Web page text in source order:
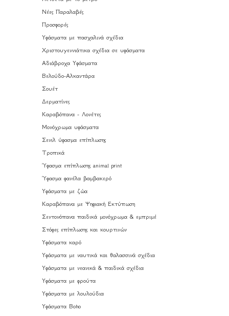
Νέες Παραλαβές
Προσφορές
Υφάσματα με πασχαλινά σχέδια
Χριστουγεννιάτικα σχέδια σε υφάσματα
Αδιάβροχα Υφάσματα
Βελούδο-Αλκαντάρα
Σουέτ
Δερματίνες
Καραβόπανα - Λονέτες
Μονόχρωμα υφάσματα
Σενιλ ύφασμα επίπλωσης
Τροπικά
Ύφασμα επίπλωσης animal print
Ύφασμα φανέλα βαμβακερό
Υφάσματα με ζώα
Καραβόπανα με Ψηφιακή Εκτύπωση
Σεντονόπανα παιδικά μονόχρωμα & εμπριμέ
Στόφες επίπλωσης και κουρτινών
Υφάσματα καρό
Υφάσματα με ναυτικά και θαλασσινά σχέδια
Υφάσματα με νεανικά & παιδικά σχέδια
Υφάσματα με φρούτα
Υφάσματα με λουλούδια
Υφάσματα Boho